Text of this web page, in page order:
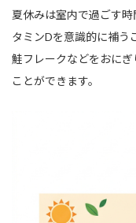
夏休みは室内で過ごす
タミンDを意識的に補う
鮭フレークなどをおに
ことができます。